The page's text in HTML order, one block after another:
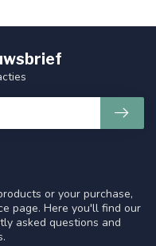
or your purchase,
page. Here you'll find our
asked questions and